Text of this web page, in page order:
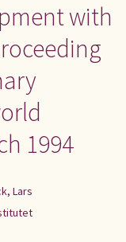
with
1994
Lars